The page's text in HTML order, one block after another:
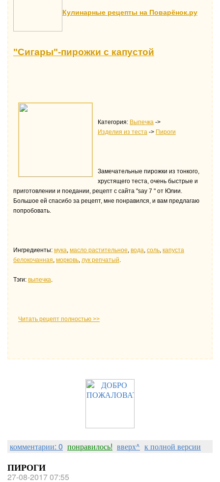
Кулинарные рецепты на Поварёнок.ру
"Сигары"-пирожки с капустой
Категория: Выпечка ->
Изделия из теста -> Пироги
Замечательные пирожки из тонкого,
хрустящего теста, очень быстрые и
приготовлении и поедании, рецепт с сайта "say 7 " от Юлии.
Большое ей спасибо за рецепт, мне понравился, и вам предлагаю
попробовать.
Ингредиенты: мука, масло растительное, водa, соль, капуста
белокочанная, морковь, лук репчатый.
Тэги: выпечка.
Читать рецепт полностью >>
комментарии: 0 понравилось! вверх^ к полной версии
ПИРОГИ
27-08-2017 07:55